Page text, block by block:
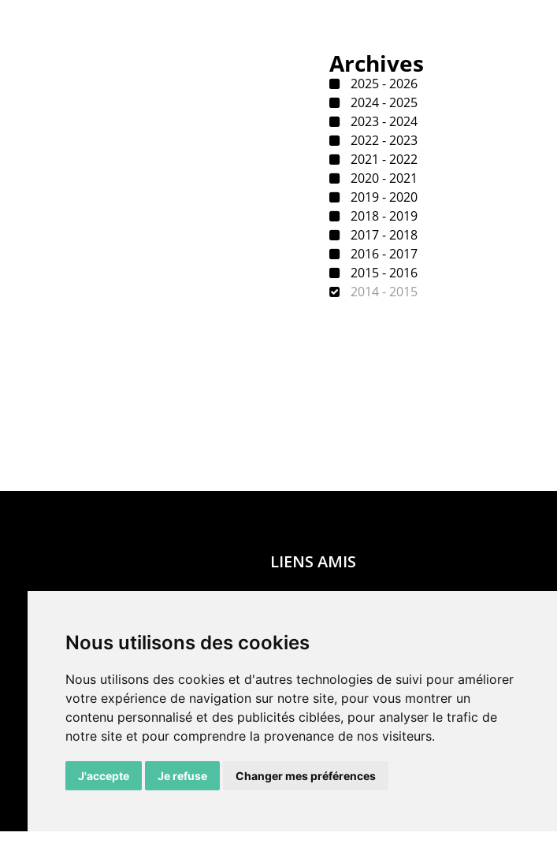
Nous utilisons des cookies
Nous utilisons des cookies et d'autres technologies de suivi pour améliorer
votre expérience de navigation sur notre site, pour vous montrer un
contenu personnalisé et des publicités ciblées, pour analyser le trafic de
notre site et pour comprendre la provenance de nos visiteurs.
J'accepte Je refuse Changer mes préférences
Archives
2025 - 2026
2024 - 2025
2023 - 2024
2022 - 2023
2021 - 2022
2020 - 2021
2019 - 2020
2018 - 2019
2017 - 2018
2016 - 2017
2015 - 2016
2014 - 2015
LIENS AMIS